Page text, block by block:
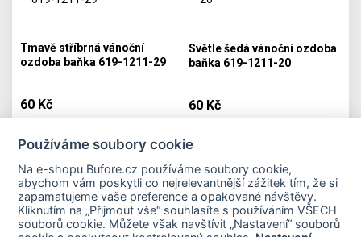
Tmavě stříbrná vánoční
ozdoba baňka 619-1211-29
60 Kč
Světle šedá vánoční ozdoba
baňka 619-1211-20
60 Kč
Důležité odkazy
Používáme soubory cookie
Na e-shopu Bufore.cz používáme soubory cookie,
abychom vám poskytli co nejrelevantnější zážitek tím, že si
zapamatujeme vaše preference a opakované návštěvy.
Kliknutím na „Přijmout vše“ souhlasíte s používáním VŠECH
souborů cookie. Můžete však navštívit „Nastavení“ souborů